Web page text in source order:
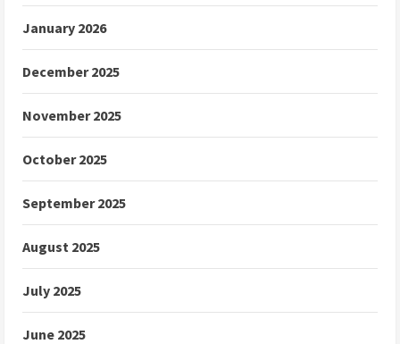
January 2026
December 2025
November 2025
October 2025
September 2025
August 2025
July 2025
June 2025